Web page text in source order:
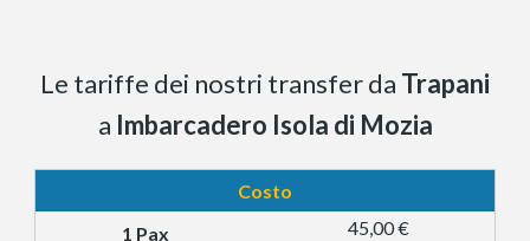
Le tariffe dei nostri transfer da Trapani
a Imbarcadero Isola di Mozia
Costo
45,00 €